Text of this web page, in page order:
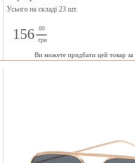
Усього на складі 23 шт.
156
00
грн
Ви можете придбати цей товар за